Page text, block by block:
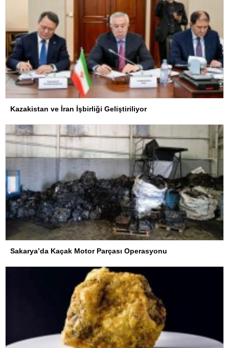
Kazakistan ve İran İşbirliği Geliştiriliyor
Sakarya’da Kaçak Motor Parçası Operasyonu